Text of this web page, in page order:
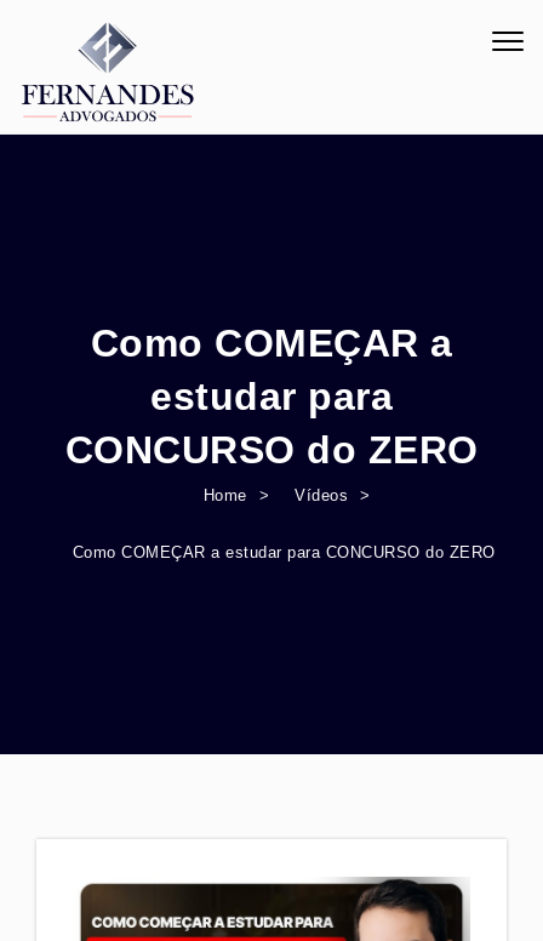
Skip to content
Como COMEÇAR a
estudar para
CONCURSO do ZERO
Home Vídeos
Como COMEÇAR a estudar para CONCURSO do ZERO